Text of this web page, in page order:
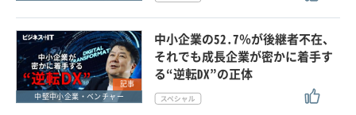
記事
中堅中小企業・ベンチャー
中小企業の52.7％が後継者不在、
それでも成長企業が密かに着手す
る“逆転DX”の正体